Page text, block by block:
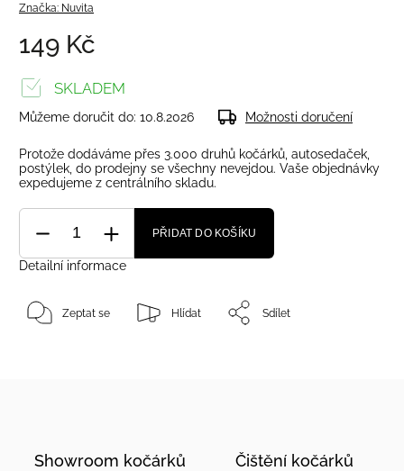
Značka: Nuvita
149 Kč
SKLADEM
Můžeme doručit do: 10.8.2026 Možnosti doručení
Protože dodáváme přes 3.000 druhů kočárků, autosedaček,
postýlek, do prodejny se všechny nevejdou. Vaše objednávky
expedujeme z centrálního skladu.
PŘIDAT DO KOŠÍKU
Detailní informace
Zeptat se Hlídat Sdílet
Showroom kočárků Čištění kočárků